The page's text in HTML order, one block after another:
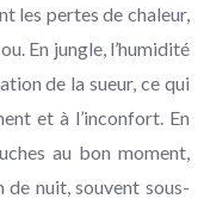
les pertes de chaleur,
En jungle, l’humidité
de la sueur, ce qui
et à l’inconfort. En
au bon moment,
de nuit, souvent sous-